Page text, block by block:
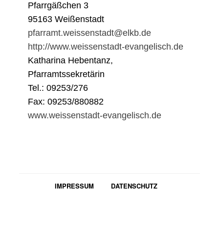
Pfarrgäßchen 3
95163 Weißenstadt
pfarramt.weissenstadt@elkb.de
http://www.weissenstadt-evangelisch.de
Katharina Hebentanz,
Pfarramtssekretärin
Tel.: 09253/276
Fax: 09253/880882
www.weissenstadt-evangelisch.de
IMPRESSUM DATENSCHUTZ